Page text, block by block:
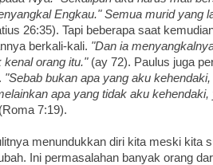
Engkau." Semua murid yang
26:35). Tapi beberapa saat
berkali-kali. "Dan ia
kenal orang itu."(ay 72). Paulus juga
"Sebab bukan apa yang aku
apa yang tidak aku
(Roma 7:19).
menundukkan diri kita meski kita
Ini permasalahan banyak orang